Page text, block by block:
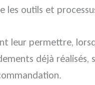
les outils et
leur permettre,
déjà réalisés,